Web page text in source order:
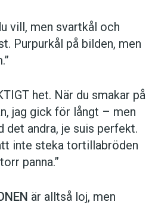
vill, men svartkål och
­Purpurkål på bilden, men
het. När du smakar på
jag gick för långt – men
det andra, je suis perfekt.
inte steka tortillabröden
panna.”
är alltså loj, men